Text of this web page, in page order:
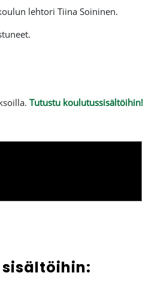
lehtori Tiina Soininen.
Tutustu koulutussisältöihin!